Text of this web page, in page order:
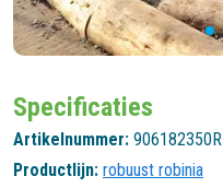
Specificaties
Artikelnummer: 906182350R
Productlijn: robuust robinia